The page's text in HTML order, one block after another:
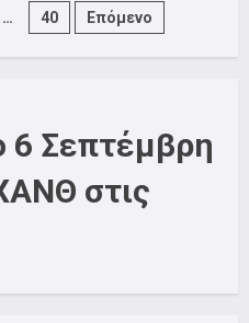
… 40 Επόμενο
6 Σεπτέμβρη
στις